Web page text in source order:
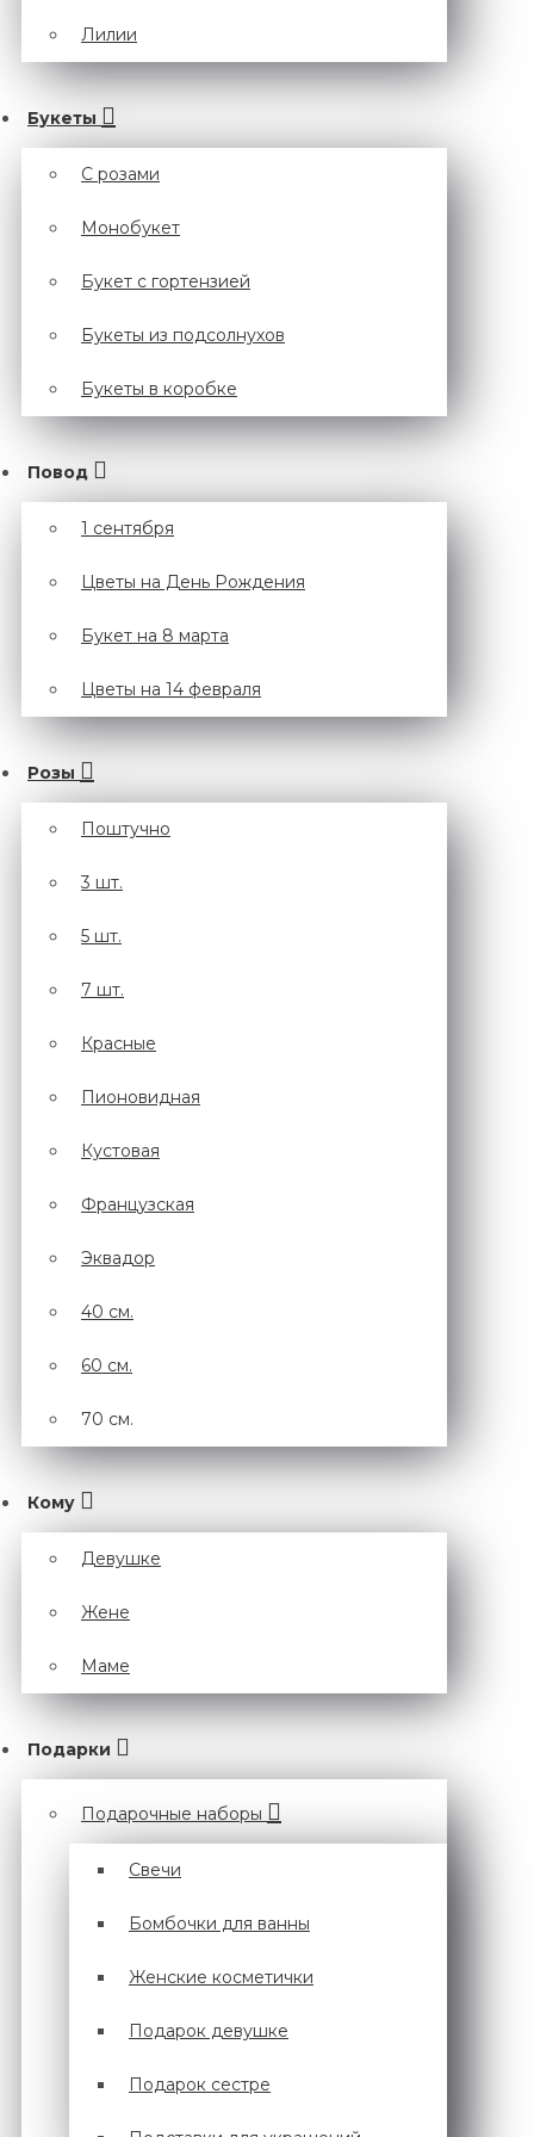
Лилии
Букеты
С розами
Монобукет
Букет с гортензией
Букеты из подсолнухов
Букеты в коробке
Повод
1 сентября
Цветы на День Рождения
Букет на 8 марта
Цветы на 14 февраля
Розы
Поштучно
3 шт.
5 шт.
7 шт.
Красные
Пионовидная
Кустовая
Французская
Эквадор
40 см.
60 см.
70 см.
Кому
Девушке
Жене
Маме
Подарки
Подарочные наборы
Cвечи
Бомбочки для ванны
Женские косметички
Подарок девушке
Подарок сестре